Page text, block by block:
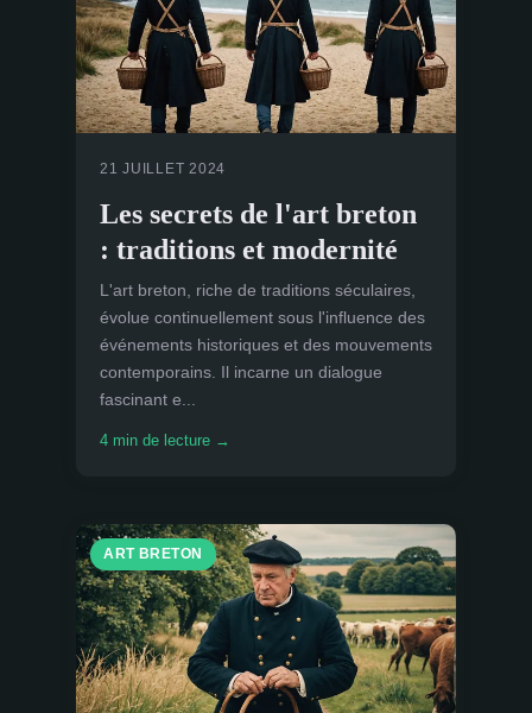
21 JUILLET 2024
Les secrets de l'art breton
: traditions et modernité
L'art breton, riche de traditions séculaires,
évolue continuellement sous l'influence des
événements historiques et des mouvements
contemporains. Il incarne un dialogue
fascinant e...
4 min de lecture →
ART BRETON